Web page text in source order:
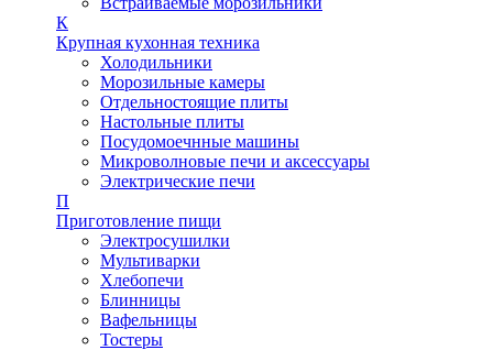
К
Крупная кухонная техника
Холодильники
Морозильные камеры
Отдельностоящие плиты
Настольные плиты
Посудомоечнные машины
Микроволновые печи и аксессуары
Электрические печи
П
Приготовление пищи
Электросушилки
Мультиварки
Хлебопечи
Блинницы
Вафельницы
Тостеры